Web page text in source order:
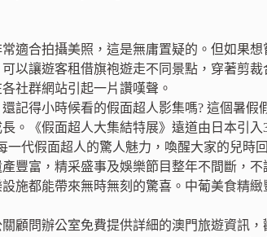
適合拍攝美照，這是無庸置疑的。但如果
以讓遊客租借旗袍遊走不同景點，穿著剪
社群網站引起一片讚嘆聲。
記得小時候看的假面超人影集嗎? 這個暑
。《假面超人大集結特展》遠道由日本引
一代假面超人的驚人魅力，喚醒大家的兒時
豐富，精采盛事及娛樂節目整年不間斷，
施都能帶來無時無刻的驚喜。中葡美食精
顧問辦公室免費提供詳細的澳門旅遊資訊